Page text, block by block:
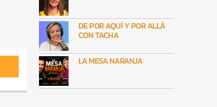
DE POR AQUÍ Y POR ALLÁ
CON TACHA
LA MESA NARANJA